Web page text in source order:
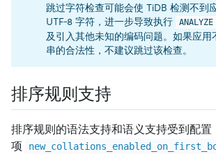
跳过字符检查可能会使 TiDB 检测不到
UTF-8 字符，进一步导致执行
ANALYZE
及引入其他未知的编码问题。如果应用
串的合法性，不建议跳过该检查。
排序规则支持
排序规则的语法支持和语义支持受到配置
项